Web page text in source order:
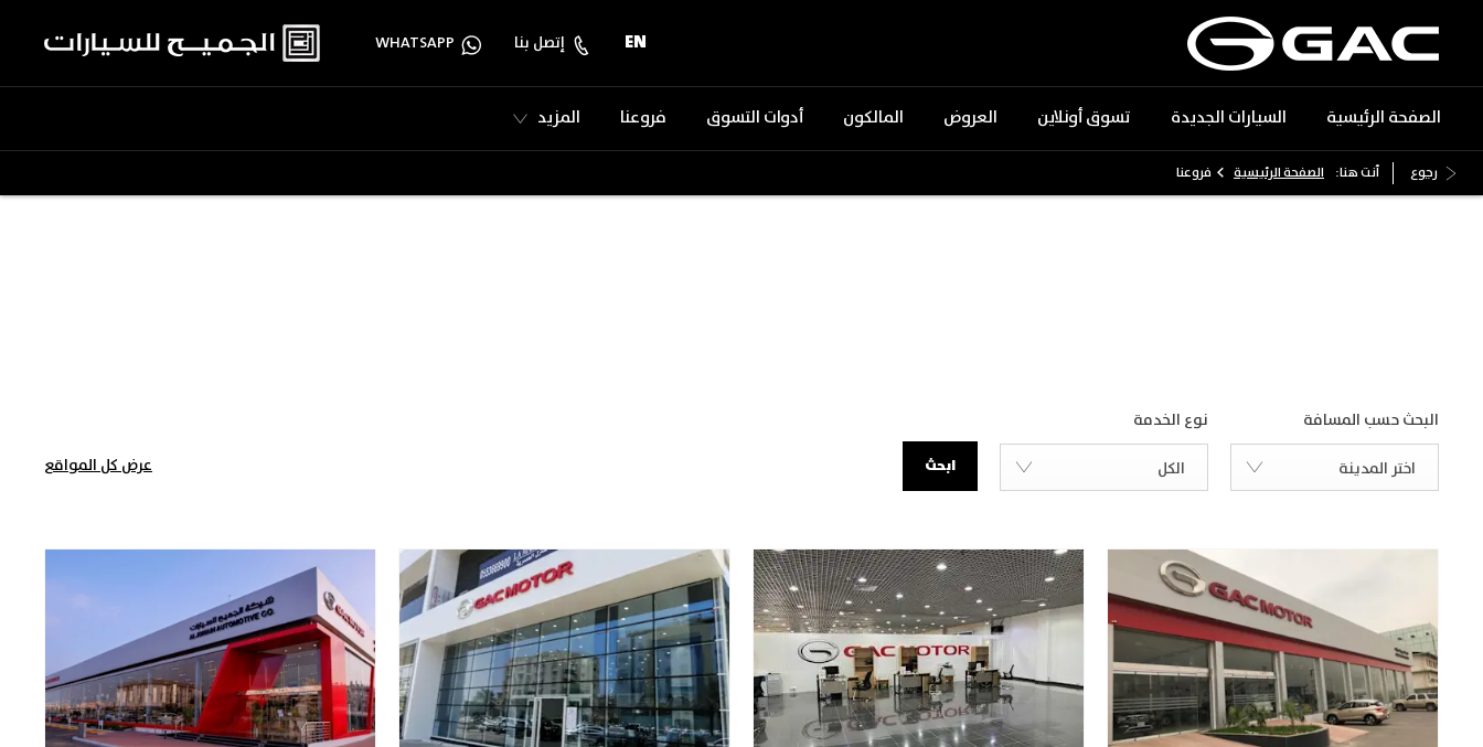
WHATSAPP إتصل بنا EN
الصفحة الرئيسية السيارات الجديدة تسوق أونلاين العروض المالكون أدوات التسوق فروعنا المزيد
رجوع أنت هنا: الصفحة الرئيسية > فروعنا
البحث حسب المسافة
اختر المدينة
نوع الخدمة
الكل
ابحث عرض كل المواقع